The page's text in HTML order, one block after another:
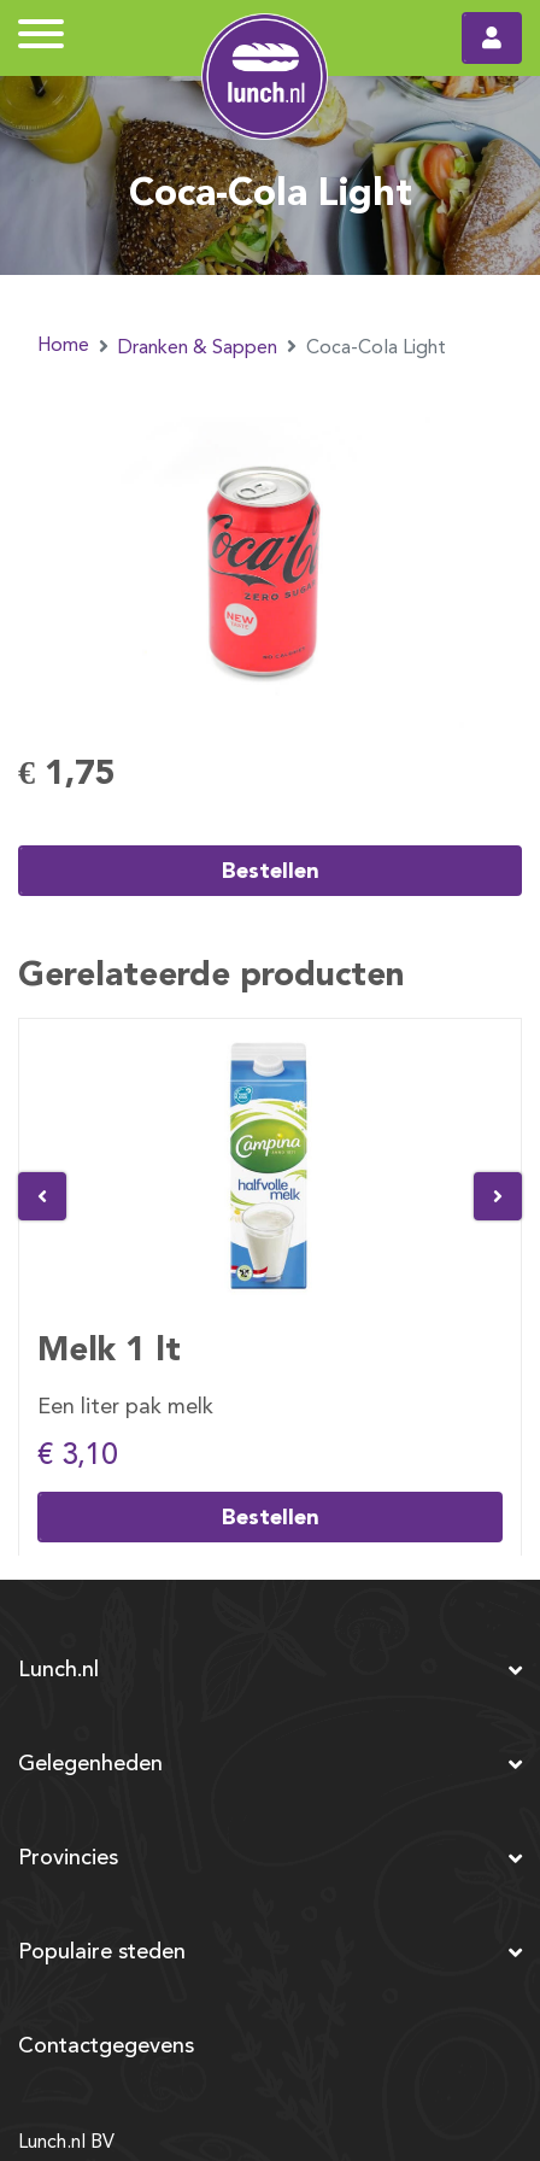
Coca-Cola Light
Home Dranken & Sappen Coca-Cola Light
€ 1,75
Bestellen
Gerelateerde producten
Melk 1 lt
Een liter pak melk
€ 3,10
Bestellen
Lunch.nl
Gelegenheden
Provincies
Populaire steden
Contactgegevens
Lunch.nl BV